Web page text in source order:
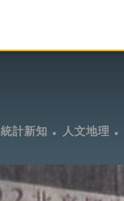
統計新知 人文地理